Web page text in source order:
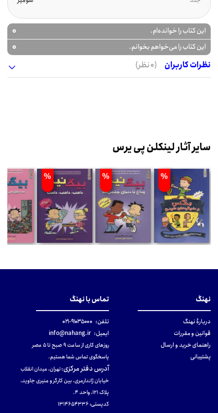
این کتاب را خوانده‌ام. 0
این کتاب را می‌خواهم بخوانم.
0
نظرات کاربران
(0 نظر)
سایر آثار لینکلن پی یرس
%
%
%
نهنگ
دربارهٔ نهنگ
قوانین و مقررات
راهنمای خرید و ارسال
پشتیبانی
تماس با نهنگ
تلفن: ۹۱۰۳۵۰۰۰-۰۲۱
ایمیل: info@nahang.ir
روزهای کاری از ساعت ۹ صبح تا ۵ عصر
پاسخگوی تماس شما هستیم.
آدرس دفتر مرکزی:تهران، میدان انقلاب
خیابان ژاندارمری، بین کارگر و منیری جاوید،
پلاک 121، واحد ۴.
کدپستی: 131465433۶